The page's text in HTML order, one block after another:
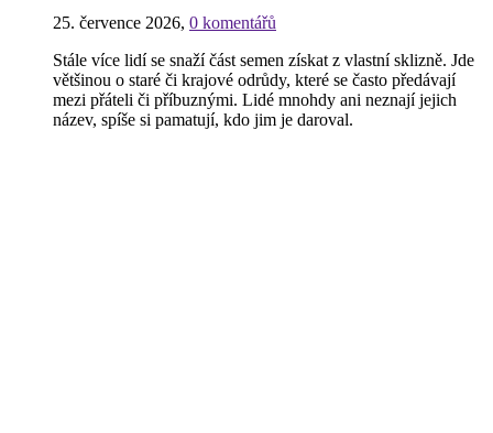
25. července 2026, 0 komentářů
Stále více lidí se snaží část semen získat z vlastní sklizně. Jde
většinou o staré či krajové odrůdy, které se často předávají
mezi přáteli či příbuznými. Lidé mnohdy ani neznají jejich
název, spíše si pamatují, kdo jim je daroval.